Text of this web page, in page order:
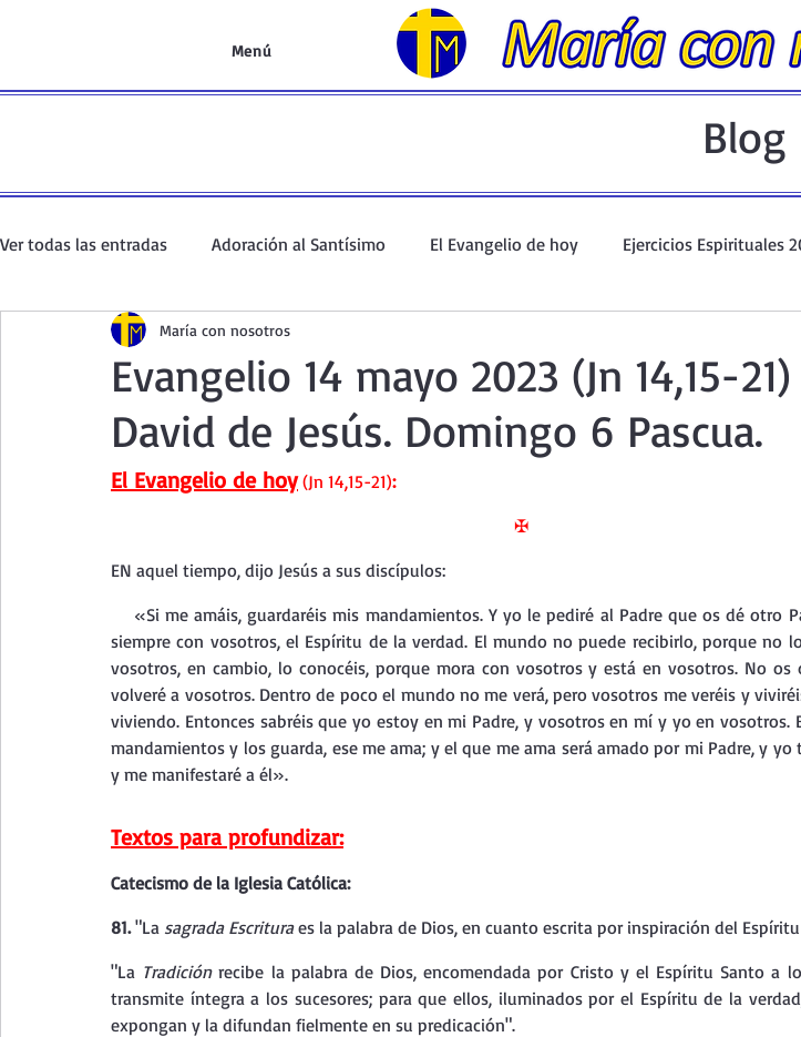
Menú
Blog
Ver todas las entradas Adoración al Santísimo El Evangelio de hoy Ejercicios Espirituales
Oración de la mañana El Evangelio en un minuto
Curso de oración Curso del Catecismo Santo Rosario y Coronilla Oraciones Eucarísticas
Taller de oración con los Salmos Retiro Adviento - Navidad Ejercicios Esp. Cuaresma 2023
Meditaciones Semana Santa 2023
Evangelio 14 mayo 2023 (Jn 14,15-
David de Jesús. Domingo 6 Pascua.
María con nosotros
El Evangelio de hoy (Jn 14,15-21):
✠
EN aquel tiempo, dijo Jesús a sus discípulos:
siempre con vosotros, el Espíritu de la verdad. El mundo no puede recibirlo, porque no
vosotros, en cambio, lo conocéis, porque mora con vosotros y está en vosotros. No os
volveré a vosotros. Dentro de poco el mundo no me verá, pero vosotros me veréis y
viviendo. Entonces sabréis que yo estoy en mi Padre, y vosotros en mí y yo en vosotros.
mandamientos y los guarda, ese me ama; y el que me ama será amado por mi Padre, y
y me manifestaré a él».
Textos para profundizar:
Catecismo de la Iglesia Católica:
81. "La sagrada Escritura es la palabra de Dios, en cuanto escrita por inspiración del
"La Tradición recibe la palabra de Dios, encomendada por Cristo y el Espíritu Santo a
transmite íntegra a los sucesores; para que ellos, iluminados por el Espíritu de la
expongan y la difundan fielmente en su predicación".